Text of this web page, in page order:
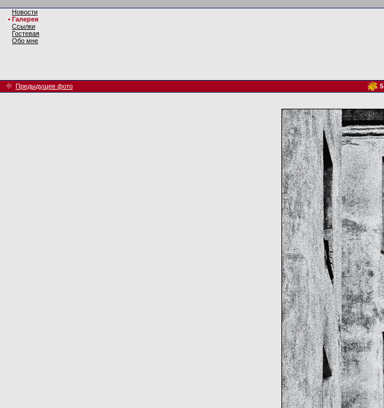
Новости
Галерея
Ссылки
Гостевая
Обо мне
Предыдущее фото